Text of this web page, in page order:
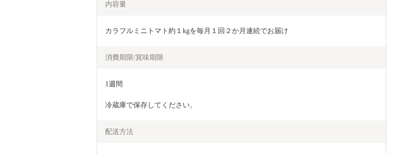
内容量
カラフルミニトマト約１kgを毎月１回２か月連続でお届け
消費期限/賞味期限
1週間
冷蔵庫で保存してください。
配送方法